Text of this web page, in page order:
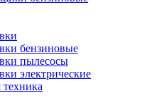
бензиновые
пылесосы
электрические